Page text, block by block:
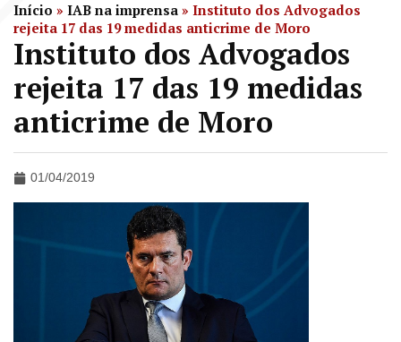
Início » IAB na imprensa » Instituto dos Advogados
rejeita 17 das 19 medidas anticrime de Moro
Instituto dos Advogados
rejeita 17 das 19 medidas
anticrime de Moro
01/04/2019